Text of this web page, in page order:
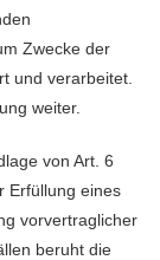
Zwecke der
und verarbeitet.
weiter.
von Art. 6
Erfüllung eines
vorvertraglicher
beruht die